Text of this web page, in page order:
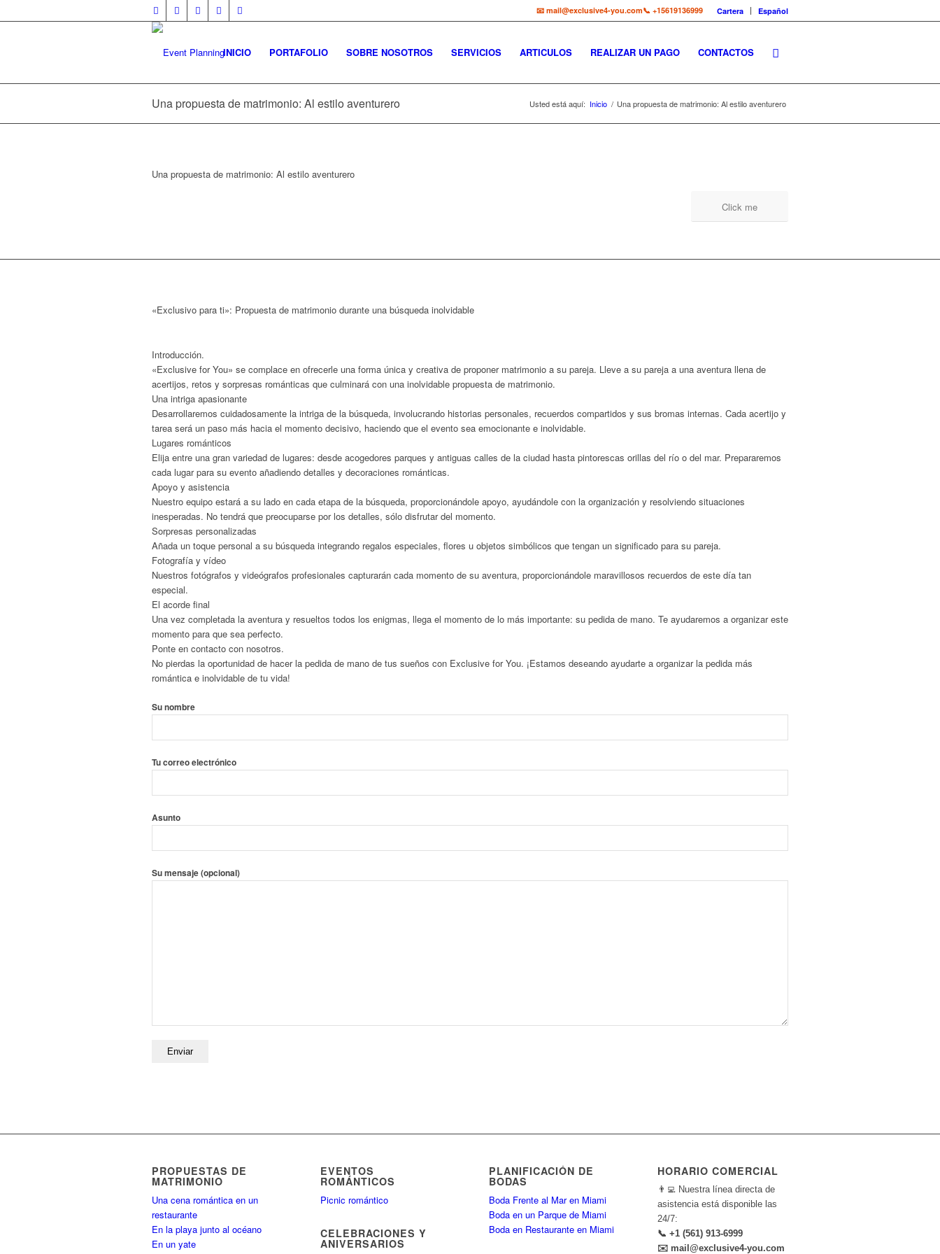
Cartera Español
📧 mail@exclusive4-you.com📞 +15619136999
INICIO PORTAFOLIO SOBRE NOSOTROS SERVICIOS ARTICULOS REALIZAR UN PAGO CONTACTOS
Una propuesta de matrimonio: Al estilo aventurero Usted está aquí: Inicio / Una propuesta de matrimonio: Al estilo aventurero
Una propuesta de matrimonio: Al estilo aventurero
Click me
«Exclusivo para ti»: Propuesta de matrimonio durante una búsqueda inolvidable
Introducción.
«Exclusive for You» se complace en ofrecerle una forma única y creativa de proponer matrimonio a su pareja. Lleve a su pareja a una aventura llena de
acertijos, retos y sorpresas románticas que culminará con una inolvidable propuesta de matrimonio.
Una intriga apasionante
Desarrollaremos cuidadosamente la intriga de la búsqueda, involucrando historias personales, recuerdos compartidos y sus bromas internas. Cada acertijo y
tarea será un paso más hacia el momento decisivo, haciendo que el evento sea emocionante e inolvidable.
Lugares románticos
Elija entre una gran variedad de lugares: desde acogedores parques y antiguas calles de la ciudad hasta pintorescas orillas del río o del mar. Prepararemos
cada lugar para su evento añadiendo detalles y decoraciones románticas.
Apoyo y asistencia
Nuestro equipo estará a su lado en cada etapa de la búsqueda, proporcionándole apoyo, ayudándole con la organización y resolviendo situaciones
inesperadas. No tendrá que preocuparse por los detalles, sólo disfrutar del momento.
Sorpresas personalizadas
Añada un toque personal a su búsqueda integrando regalos especiales, flores u objetos simbólicos que tengan un significado para su pareja.
Fotografía y vídeo
Nuestros fotógrafos y videógrafos profesionales capturarán cada momento de su aventura, proporcionándole maravillosos recuerdos de este día tan
especial.
El acorde final
Una vez completada la aventura y resueltos todos los enigmas, llega el momento de lo más importante: su pedida de mano. Te ayudaremos a organizar este
momento para que sea perfecto.
Ponte en contacto con nosotros.
No pierdas la oportunidad de hacer la pedida de mano de tus sueños con Exclusive for You. ¡Estamos deseando ayudarte a organizar la pedida más
romántica e inolvidable de tu vida!
Su nombre
Tu correo electrónico
Asunto
Su mensaje (opcional)
PROPUESTAS DE
MATRIMONIO
Una cena romántica en un
restaurante
En la playa junto al océano
En un yate
EVENTOS
ROMÁNTICOS
Picnic romántico
CELEBRACIONES Y
ANIVERSARIOS
PLANIFICACIÓN DE
BODAS
Boda Frente al Mar en Miami
Boda en un Parque de Miami
Boda en Restaurante en Miami
HORARIO COMERCIAL
👨‍💻 Nuestra línea directa de
asistencia está disponible las
24/7:
📞 +1 (561) 913-6999
✉️ mail@exclusive4-you.com